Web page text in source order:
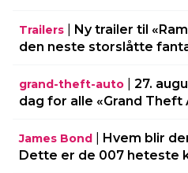
Trailers
Ny trailer til
den neste storslåtte
grand-theft-auto
27.
dag for alle «Grand Theft
James Bond
Hvem blir
Dette er de 007 heteste